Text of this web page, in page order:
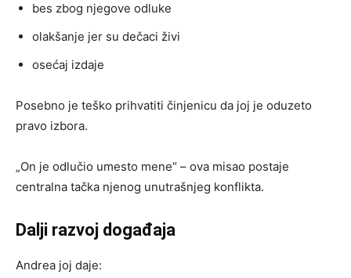
bes zbog njegove odluke
olakšanje jer su dečaci živi
osećaj izdaje
Posebno je teško prihvatiti činjenicu da joj je oduzeto
pravo izbora.
„On je odlučio umesto mene“ – ova misao postaje
centralna tačka njenog unutrašnjeg konflikta.
Dalji razvoj događaja
Andrea joj daje: